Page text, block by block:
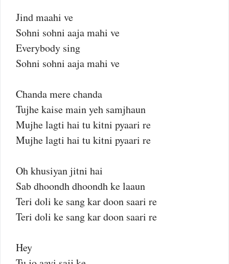
Jind maahi ve
Sohni sohni aaja mahi ve
Everybody sing
Sohni sohni aaja mahi ve
Chanda mere chanda
Tujhe kaise main yeh samjhaun
Mujhe lagti hai tu kitni pyaari re
Mujhe lagti hai tu kitni pyaari re
Oh khusiyan jitni hai
Sab dhoondh dhoondh ke laaun
Teri doli ke sang kar doon saari re
Teri doli ke sang kar doon saari re
Hey